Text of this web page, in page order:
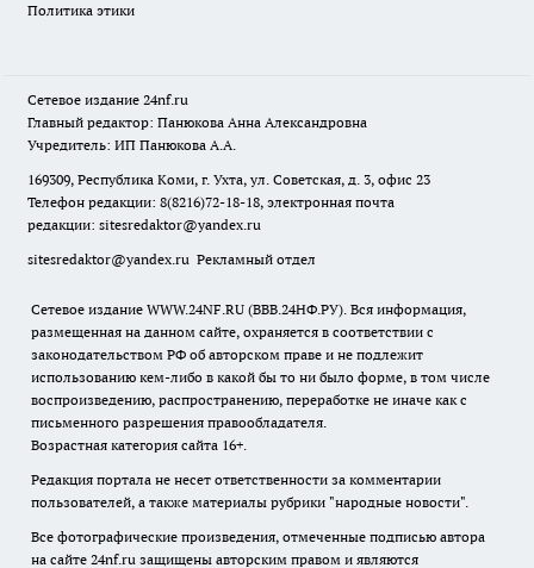
Политика этики
Сетевое издание 24nf.ru
Главный редактор: Панюкова Анна Александровна
Учредитель: ИП Панюкова А.А.
169309, Республика Коми, г. Ухта, ул. Советская, д. 3, офис 23
Телефон редакции: 8(8216)72-18-18, электронная почта
редакции: sitesredaktor@yandex.ru
sitesredaktor@yandex.ru Рекламный отдел
Сетевое издание WWW.24NF.RU (ВВВ.24НФ.РУ). Вся информация,
размещенная на данном сайте, охраняется в соответствии с
законодательством РФ об авторском праве и не подлежит
использованию кем-либо в какой бы то ни было форме, в том числе
воспроизведению, распространению, переработке не иначе как с
письменного разрешения правообладателя.
Возрастная категория сайта 16+.
Редакция портала не несет ответственности за комментарии
пользователей, а также материалы рубрики "народные новости".
Все фотографические произведения, отмеченные подписью автора
на сайте 24nf.ru защищены авторским правом и являются